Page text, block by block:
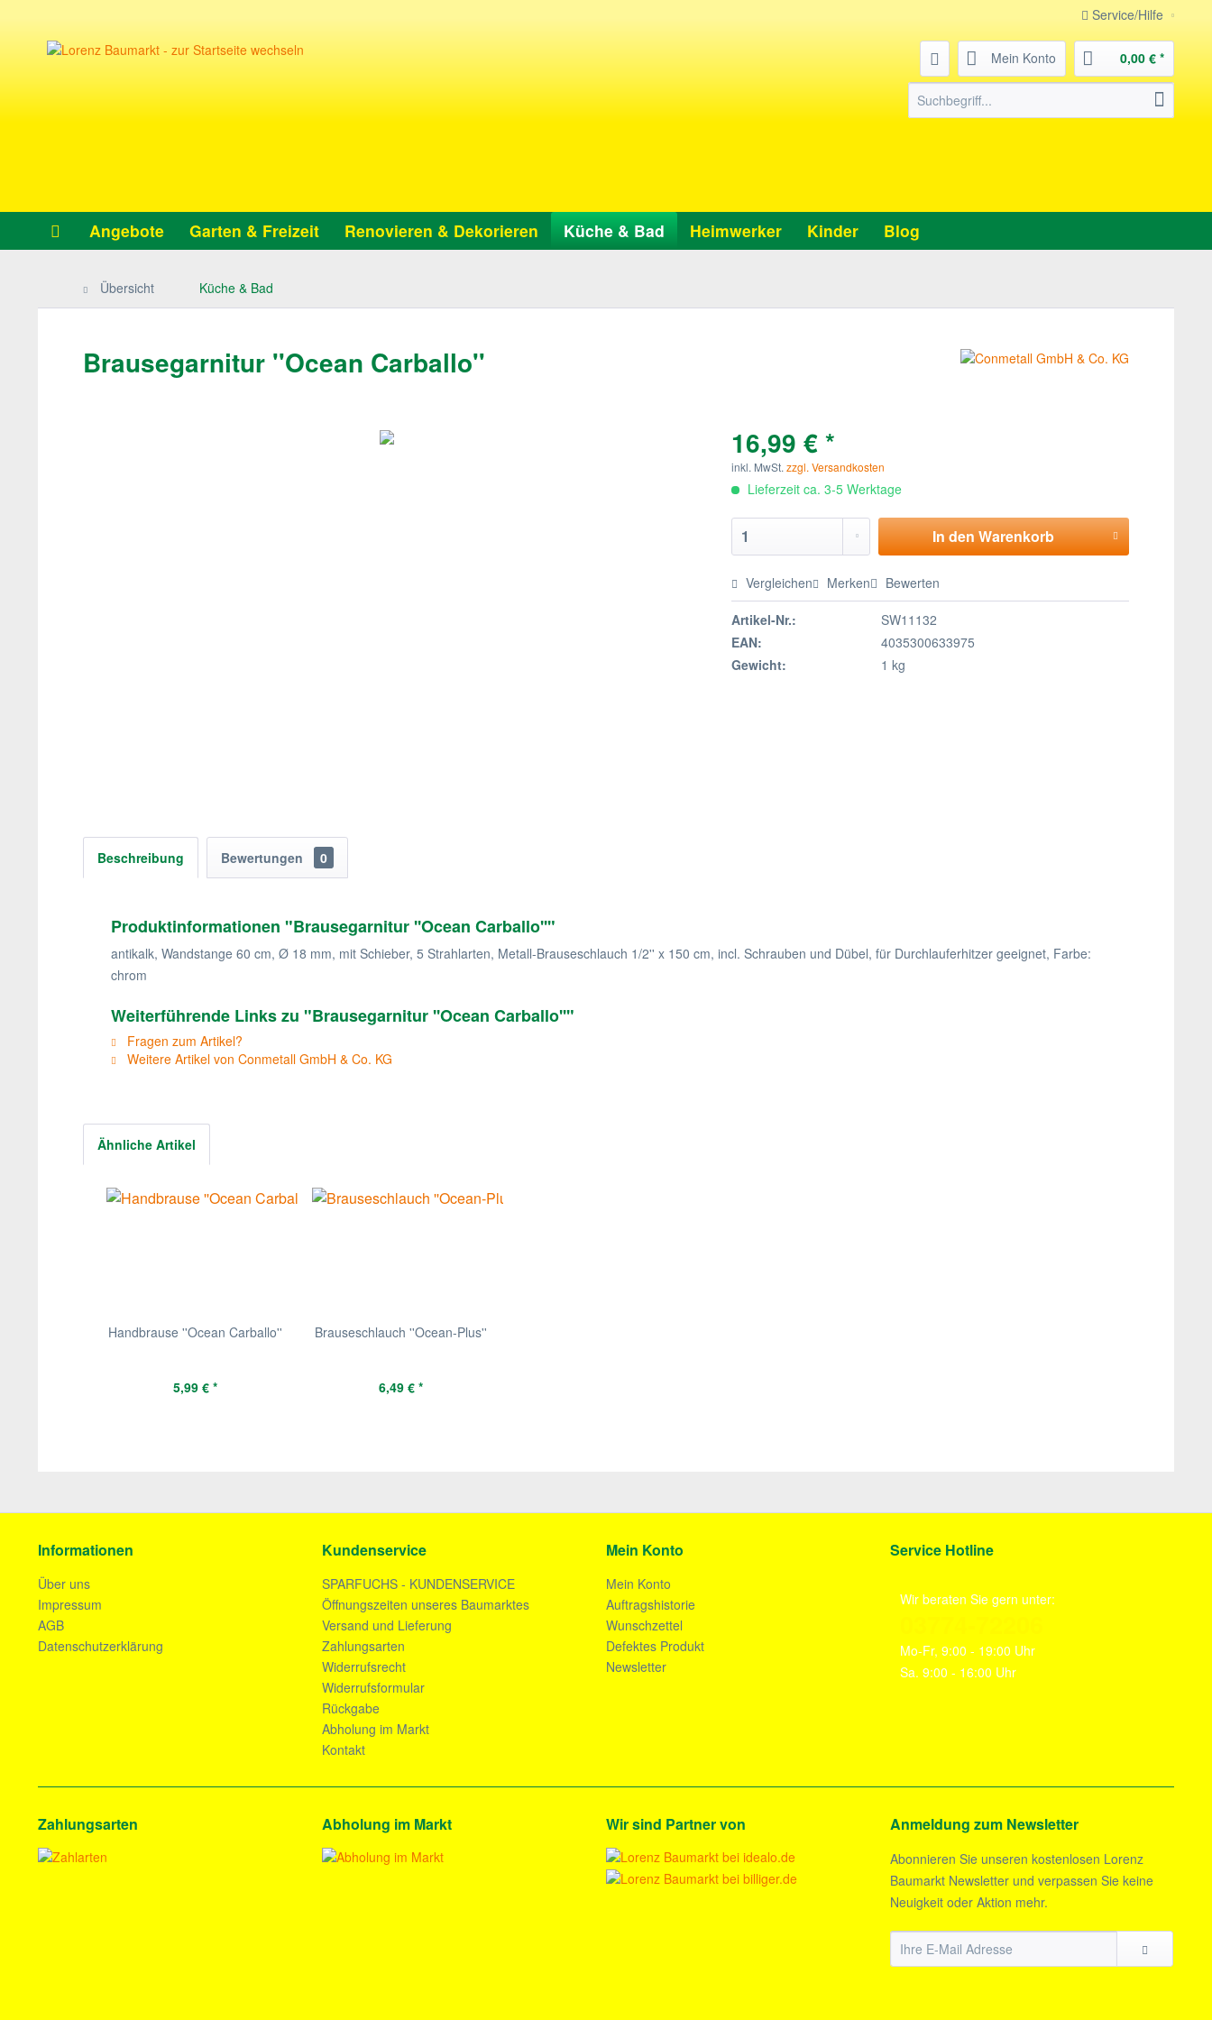
Service/Hilfe
Mein Konto 0,00 € *
Angebote Garten & Freizeit Renovieren & Dekorieren Küche & Bad Heimwerker Kinder Blog
Übersicht Küche & Bad
Brausegarnitur ''Ocean Carballo''
16,99 € *
inkl. MwSt.zzgl. Versandkosten
Lieferzeit ca. 3-5 Werktage
In denWarenkorb
Vergleichen Merken Bewerten
Artikel-Nr.:
SW11132
EAN:
4035300633975
Gewicht:
1 kg
Beschreibung Bewertungen 0
Produktinformationen "Brausegarnitur ''Ocean Carballo''"
antikalk, Wandstange 60 cm, Ø 18 mm, mit Schieber, 5 Strahlarten, Metall-Brauseschlauch 1/2'' x 150 cm, incl. Schrauben und Dübel, für Durchlauferhitzer geeignet, Farbe:
chrom
Weiterführende Links zu "Brausegarnitur ''Ocean Carballo''"
Fragen zum Artikel?
Weitere Artikel von Conmetall GmbH & Co. KG
Ähnliche Artikel
Handbrause ''Ocean Carballo''
5,99 € *
Brauseschlauch ''Ocean-Plus''
6,49 € *
Informationen
Über uns
Impressum
AGB
Datenschutzerklärung
Kundenservice
SPARFUCHS - KUNDENSERVICE
Öffnungszeiten unseres Baumarktes
Versand und Lieferung
Zahlungsarten
Widerrufsrecht
Widerrufsformular
Rückgabe
Abholung im Markt
Kontakt
Mein Konto
Mein Konto
Auftragshistorie
Wunschzettel
Defektes Produkt
Newsletter
Service Hotline
Wir beraten Sie gern unter:
Mo-Fr, 9:00 - 19:00 Uhr
Sa. 9:00 - 16:00 Uhr
Zahlungsarten Abholung im Markt Wir sind Partner von Anmeldung zum Newsletter
Abonnieren Sie unseren kostenlosen Lorenz
Baumarkt Newsletter und verpassen Sie keine
Neuigkeit oder Aktion mehr.